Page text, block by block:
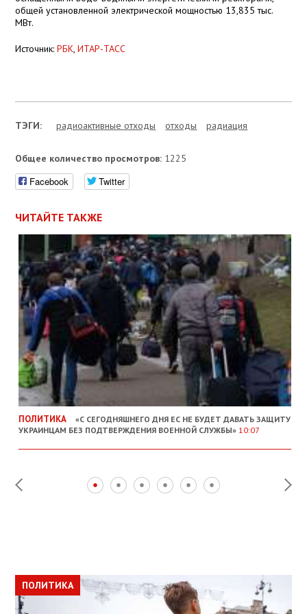
общей установленной электрической мощностью 13,835 тыс.
МВт.
Источник:РБК,ИТАР-ТАСС
ТЭГИ: радиоактивные отходы отходы радиация
Общее количество просмотров: 1225
Facebook Twitter
ЧИТАЙТЕ ТАКЖЕ
ПОЛИТИКА
«С СЕГОДНЯШНЕГО ДНЯ ЕС НЕ БУДЕТ ДАВАТЬ ЗАЩИТУ
УКРАИНЦАМ БЕЗ ПОДТВЕРЖДЕНИЯ ВОЕННОЙ СЛУЖБЫ» 10:07
ПОЛИТИКА
ПОЛИТИКА
ОБЩЕСТВО
ПОЛИТИКА
ЭКОНОМИКА